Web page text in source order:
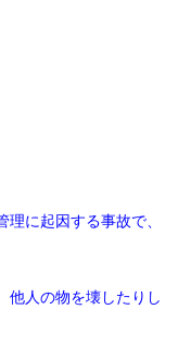
に起因する事故で、
他人の物を壊したりし